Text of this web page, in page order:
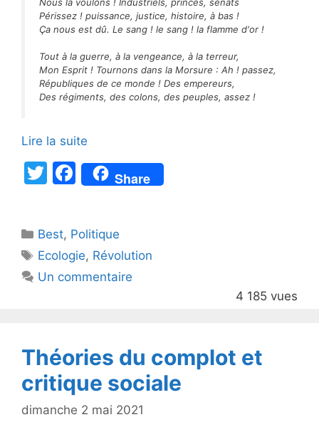
Périssez ! puissance, justice, histoire, à bas !
Ça nous est dû. Le sang ! le sang ! la flamme d'or !
Tout à la guerre, à la vengeance, à la terreur,
Mon Esprit ! Tournons dans la Morsure : Ah ! passez,
Républiques de ce monde ! Des empereurs,
Des régiments, des colons, des peuples, assez !
Lire la suite
T
er
F
a
e
b
o
Share
Catégories
Best, Politique
Étiquettes
Ecologie, Révolution
Un commentaire
4 185 vues
Théories du complot et
critique sociale
dimanche 2 mai 2021